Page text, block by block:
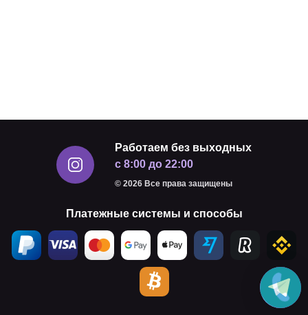
Работаем без выходных
с 8:00 до 22:00
© 2026 Все права защищены
Платежные системы и способы